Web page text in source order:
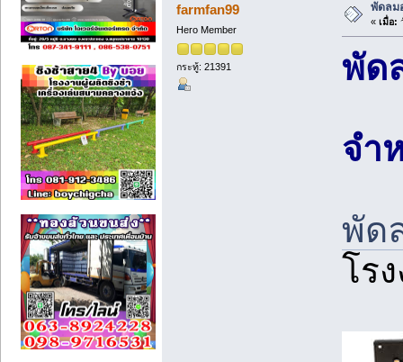
farmfan99
Hero Member
กระทู้: 21391
พัดลม
« เมื่อ:
พัด
จำ
พัด
โร